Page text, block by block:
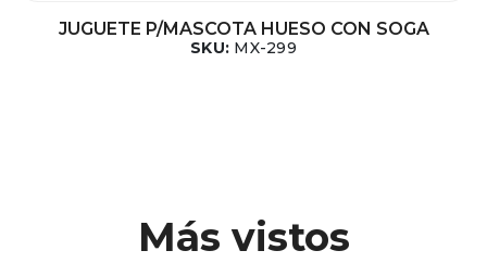
JUGUETE P/MASCOTA HUESO CON SOGA
SKU: MX-299
Más vistos